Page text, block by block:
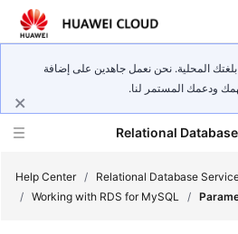
المحلية. نحن نعمل جاهدين على إضافة
ودعمك المستمر لنا.
Relational
Help Center / Relational Database
/ Working with RDS for MySQL /